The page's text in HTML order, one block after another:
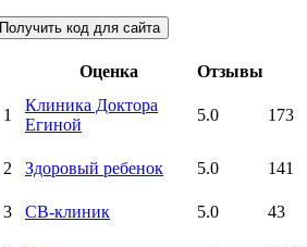
Получить код для сайта
Оценка
Отзывы
1
Клиника Доктора
Егиной
5.0 173
2 Здоровый ребенок 5.0
141
3 СВ-клиник 5.0
43